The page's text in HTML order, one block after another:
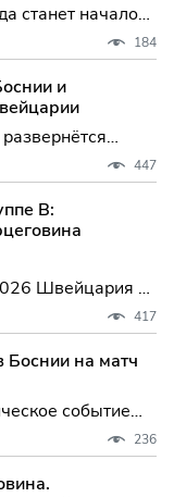
станет началом
сцену
184
и
B чемпионата
и Боснии и
и оба
выборов,
447
B:
Швейцария —
разбор
первого тура,
и точный
417
Боснии на матч
событие
чемпионата
В стартовой игре
примут
236